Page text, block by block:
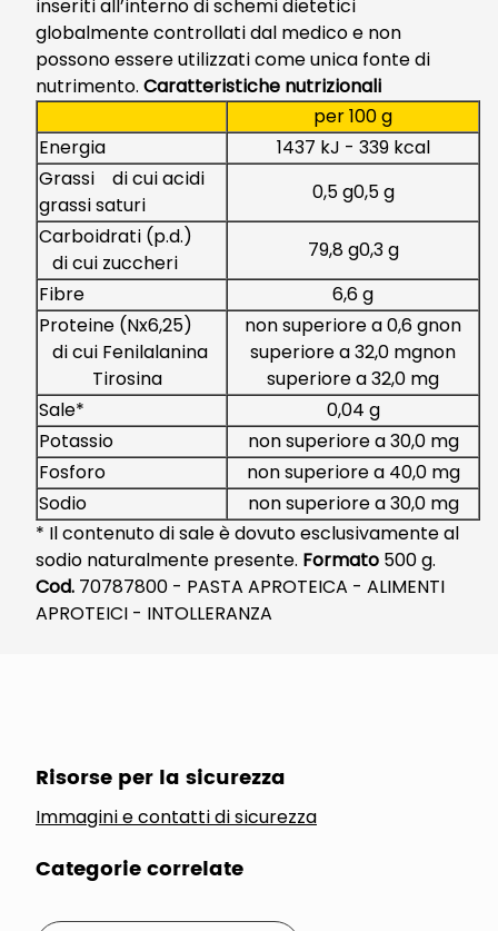
inseriti all’interno di schemi dietetici
globalmente controllati dal medico e non
possono essere utilizzati come unica fonte di
nutrimento. Caratteristiche nutrizionali
per 100 g
Energia
1437 kJ - 339 kcal
Grassi di cui acidi
grassi saturi
0,5 g0,5 g
Carboidrati (p.d.)
di cui zuccheri
79,8 g0,3 g
Fibre
6,6 g
Proteine (Nx6,25)
di cui Fenilalanina
Tirosina
non superiore a 0,6 gnon
superiore a 32,0 mgnon
superiore a 32,0 mg
Sale*
0,04 g
Potassio
non superiore a 30,0 mg
Fosforo
non superiore a 40,0 mg
Sodio
non superiore a 30,0 mg
* Il contenuto di sale è dovuto esclusivamente al
sodio naturalmente presente. Formato 500 g.
Cod. 70787800 - PASTA APROTEICA - ALIMENTI
APROTEICI - INTOLLERANZA
Risorse per la sicurezza
Immagini e contatti di sicurezza
Categorie correlate